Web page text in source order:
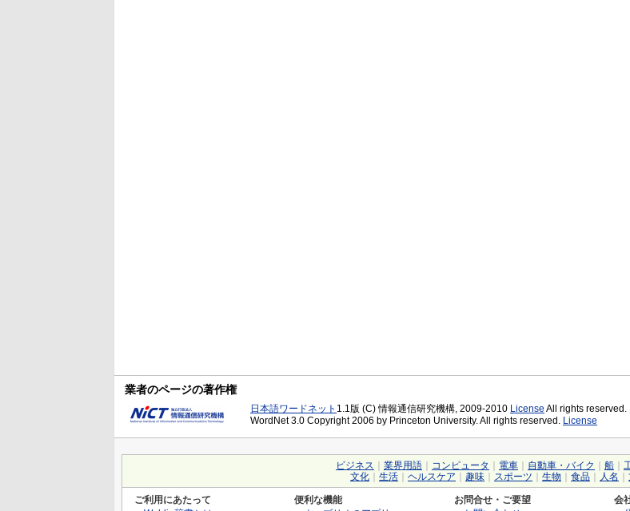
業者のページの著作権
日本語ワードネット 1.1版 (C) 情報通信研究機構, 2009-2010 License All rights reserved.
WordNet 3.0 Copyright 2006 by Princeton University. All rights reserved. License
ビジネス 業界用語 コンピュータ 電車 自動車・バイク 船
文化
生活 ヘルスケア 趣味 スポーツ 生物 食品 人名
ご利用にあたって
便利な機能
お問合せ・ご要望
会